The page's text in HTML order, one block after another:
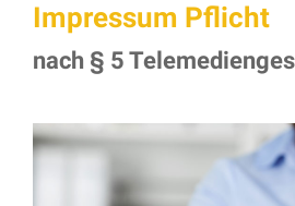
Impressum Pflicht
nach § 5